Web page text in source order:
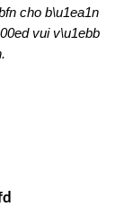
cho b\u1ea1n
vui v\u1ebb